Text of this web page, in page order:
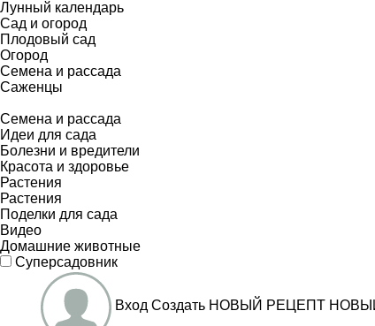
Лунный календарь
Сад и огород
Плодовый сад
Огород
Семена и рассада
Саженцы
Семена и рассада
Идеи для сада
Болезни и вредители
Красота и здоровье
Растения
Растения
Поделки для сада
Видео
Домашние животные
Суперсадовник
Вход Создать НОВЫЙ РЕЦЕПТ